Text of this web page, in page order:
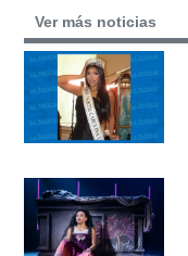
Ver más noticias